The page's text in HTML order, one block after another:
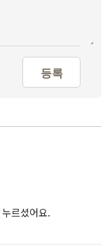
등록
르셨어요.